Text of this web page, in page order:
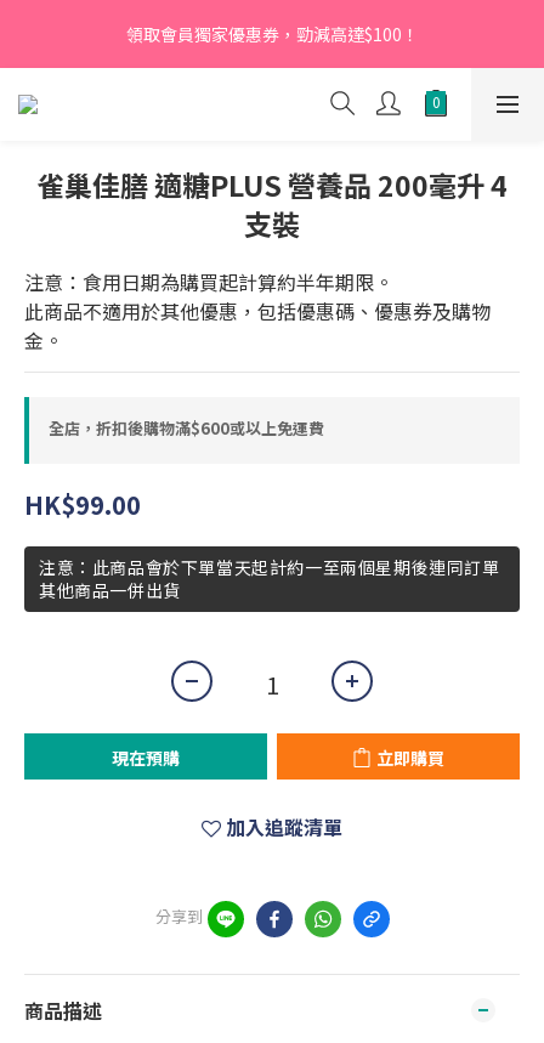
【新會員】即日起至2026月12月31日，首次下單輸入優惠碼
「NEW95」即可享95折
領取會員獨家優惠券，勁減高達$100！
【新會員】即日起至2026月12月31日，首次下單輸入優惠碼
「NEW95」即可享95折
雀巢佳膳 適糖PLUS 營養品 200毫升 4
支裝
注意：食用日期為購買起計算約半年期限。
此商品不適用於其他優惠，包括優惠碼、優惠券及購物
金。
全店，折扣後購物滿$600或以上免運費
HK$99.00
注意：此商品會於下單當天起計約一至兩個星期後連同訂單
其他商品一併出貨
現在預購 立即購買
加入追蹤清單
分享到
商品描述